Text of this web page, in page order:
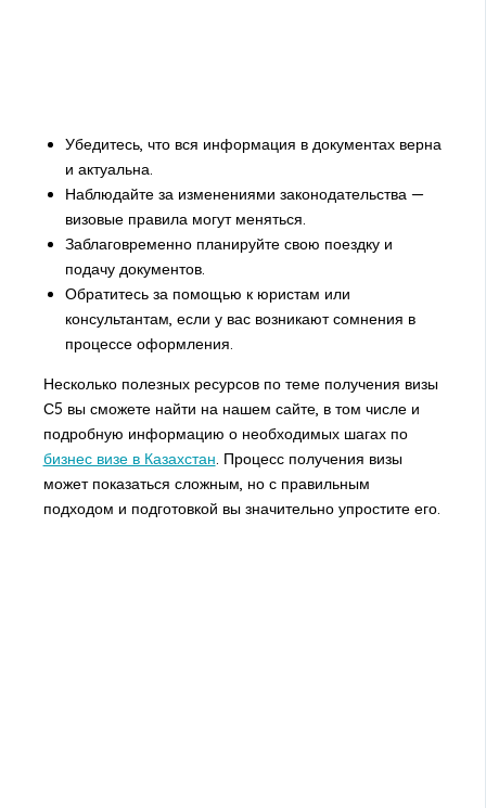
Убедитесь, что вся информация в документах верна
и актуальна.
Наблюдайте за изменениями законодательства —
визовые правила могут меняться.
Заблаговременно планируйте свою поездку и
подачу документов.
Обратитесь за помощью к юристам или
консультантам, если у вас возникают сомнения в
процессе оформления.
Несколько полезных ресурсов по теме получения визы
С5 вы сможете найти на нашем сайте, в том числе и
подробную информацию о необходимых шагах по
бизнес визе в Казахстан. Процесс получения визы
может показаться сложным, но с правильным
подходом и подготовкой вы значительно упростите его.